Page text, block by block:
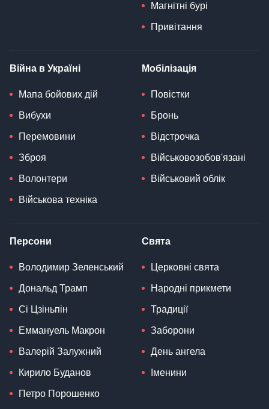
Магнітні бурі
Привітання
Війна в Україні
Мапа бойових дій
Вибухи
Перемовини
Зброя
Волонтери
Військова техніка
Мобілізація
Повістки
Бронь
Відстрочка
Військовозобов'язані
Військовий облік
Персони
Володимир Зеленський
Дональд Трамп
Сі Цзіньпін
Еммануель Макрон
Валерій Залужний
Кирило Буданов
Петро Порошенко
Свята
Церковні свята
Народні прикмети
Традиції
Заборони
День ангела
Іменини